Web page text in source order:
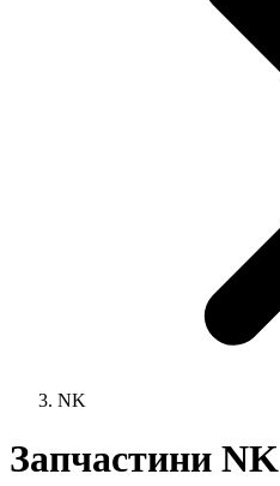
NK
Запчастини NK